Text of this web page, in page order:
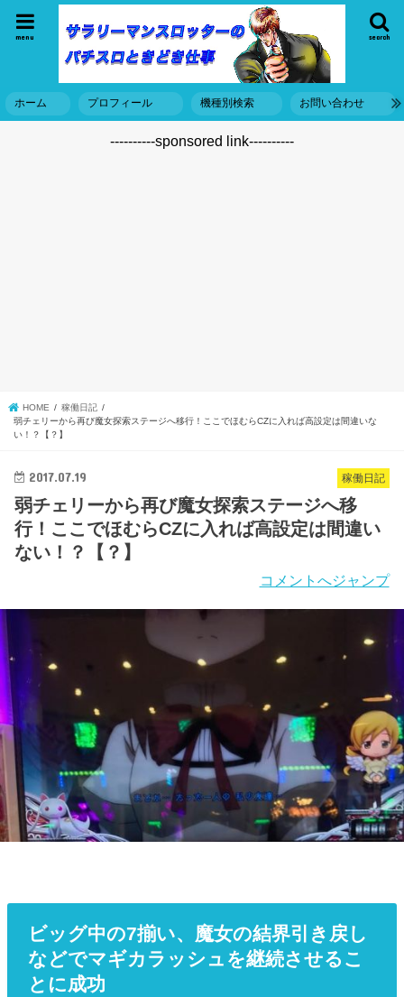
search
menu
ホーム プロフィール 機種別検索 お問い合わせ
----------sponsored link----------
HOME
稼働日記
弱チェリーから再び魔女探索ステージへ移行！ここでほむらCZに入れば高設定は間違いな
い！？【？】
稼働日記
2017.07.19
弱チェリーから再び魔女探索ステージへ移
行！ここでほむらCZに入れば高設定は間違い
ない！？【？】
コメントへジャンプ
ビッグ中の7揃い、魔女の結界引き戻し
などでマギカラッシュを継続させるこ
とに成功